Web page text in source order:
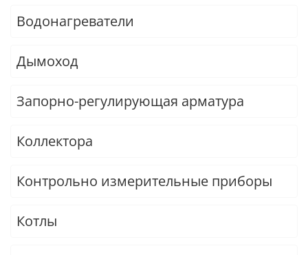
Водонагреватели
Дымоход
Запорно-регулирующая арматура
Коллектора
Контрольно измерительные приборы
Котлы